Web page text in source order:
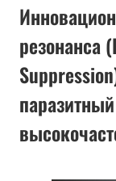
резонанса